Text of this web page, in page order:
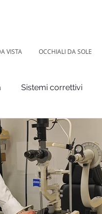
VISTA OCCHIALI DA SOLE
Sistemi correttivi